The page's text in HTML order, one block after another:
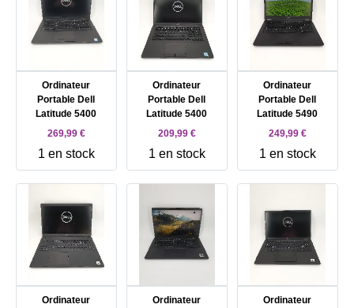
Ordinateur
Portable Dell
Latitude 5400
269,99 €
1 en stock
Ordinateur
Portable Dell
Latitude 5400
209,99 €
1 en stock
Ordinateur
Portable Dell
Latitude 5490
249,99 €
1 en stock
Ordinateur Ordinateur Ordinateur